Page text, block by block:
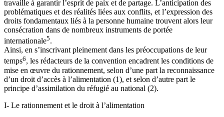
travaille à garantir l’esprit de paix et de partage. L’anticipation des
problématiques et des réalités liées aux conflits, et l’expression des
droits fondamentaux liés à la personne humaine trouvent alors leur
consécration dans de nombreux instruments de portée
internationale5.
Ainsi, en s’inscrivant pleinement dans les préoccupations de leur
temps6, les rédacteurs de la convention encadrent les conditions de
mise en œuvre du rationnement, selon d’une part la reconnaissance
d’un droit d’accès à l’alimentation (1), et selon d’autre part le
principe d’assimilation du réfugié au national (2).
I- Le rationnement et le droit à l’alimentation